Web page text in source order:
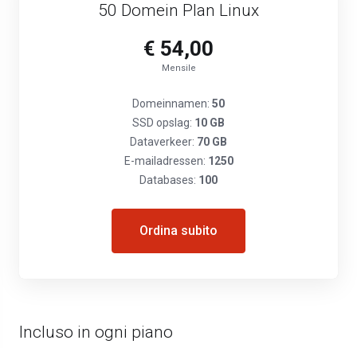
50 Domein Plan Linux
€ 54,00
Mensile
Domeinnamen: 50
SSD opslag: 10 GB
Dataverkeer: 70 GB
E-mailadressen: 1250
Databases: 100
Ordina subito
Incluso in ogni piano